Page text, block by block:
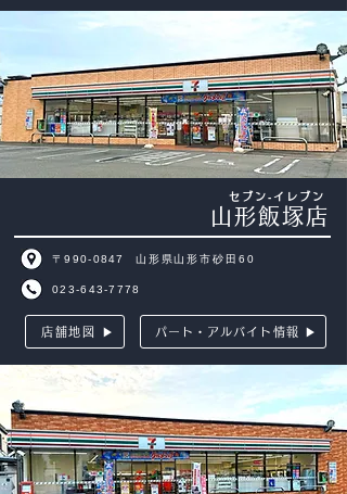
セブン‐イレブン
山形飯塚店
〒990-0847 山形県山形市砂田60
023-643-7778
店舗地図 ▶ パート・アルバイト情報 ▶